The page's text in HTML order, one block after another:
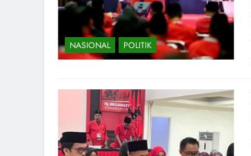
NASIONAL POLITIK